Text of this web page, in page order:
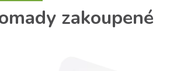
zakoupené